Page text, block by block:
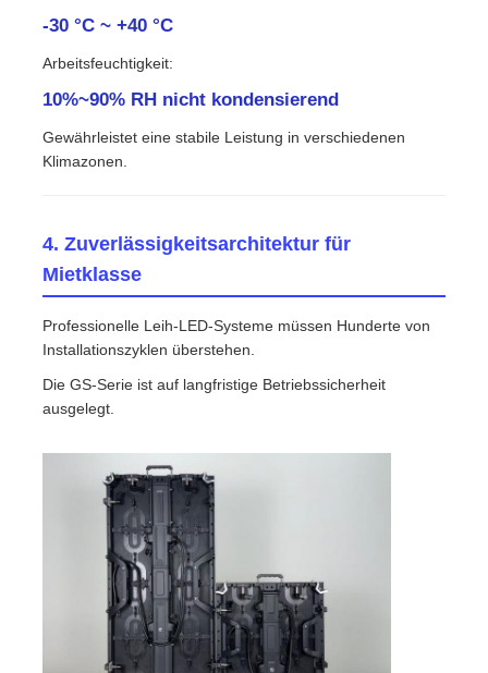
-30 °C ~ +40 °C
Arbeitsfeuchtigkeit:
10%~90% RH nicht kondensierend
Gewährleistet eine stabile Leistung in verschiedenen
Klimazonen.
4. Zuverlässigkeitsarchitektur für
Mietklasse
Professionelle Leih-LED-Systeme müssen Hunderte von
Installationszyklen überstehen.
Die GS-Serie ist auf langfristige Betriebssicherheit
ausgelegt.